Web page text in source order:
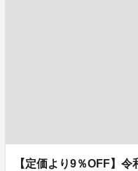
【定価より9％OFF】